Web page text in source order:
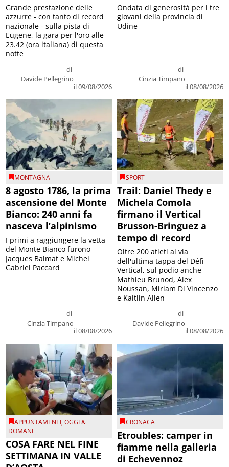
di
Davide Pellegrino
il 09/08/2026
Grande prestazione delle
azzurre - con tanto di record
nazionale - sulla pista di
Eugene, la gara per l'oro alle
23.42 (ora italiana) di questa
notte
di
Cinzia Timpano
il 08/08/2026
Ondata di generosità per i tre
giovani della provincia di
Udine
MONTAGNA
8 agosto 1786, la prima
ascensione del Monte
Bianco: 240 anni fa
nasceva l’alpinismo
di
Cinzia Timpano
il 08/08/2026
I primi a raggiungere la vetta
del Monte Bianco furono
Jacques Balmat e Michel
Gabriel Paccard
SPORT
Trail: Daniel Thedy e
Michela Comola
firmano il Vertical
Brusson-Bringuez a
tempo di record
di
Davide Pellegrino
il 08/08/2026
Oltre 200 atleti al via
dell'ultima tappa del Défì
Vertical, sul podio anche
Mathieu Brunod, Alex
Noussan, Miriam Di Vincenzo
e Kaitlin Allen
APPUNTAMENTI,OGGI &
DOMANI
COSA FARE NEL FINE
SETTIMANA IN VALLE
CRONACA
Etroubles: camper in
fiamme nella galleria
di Echevennoz